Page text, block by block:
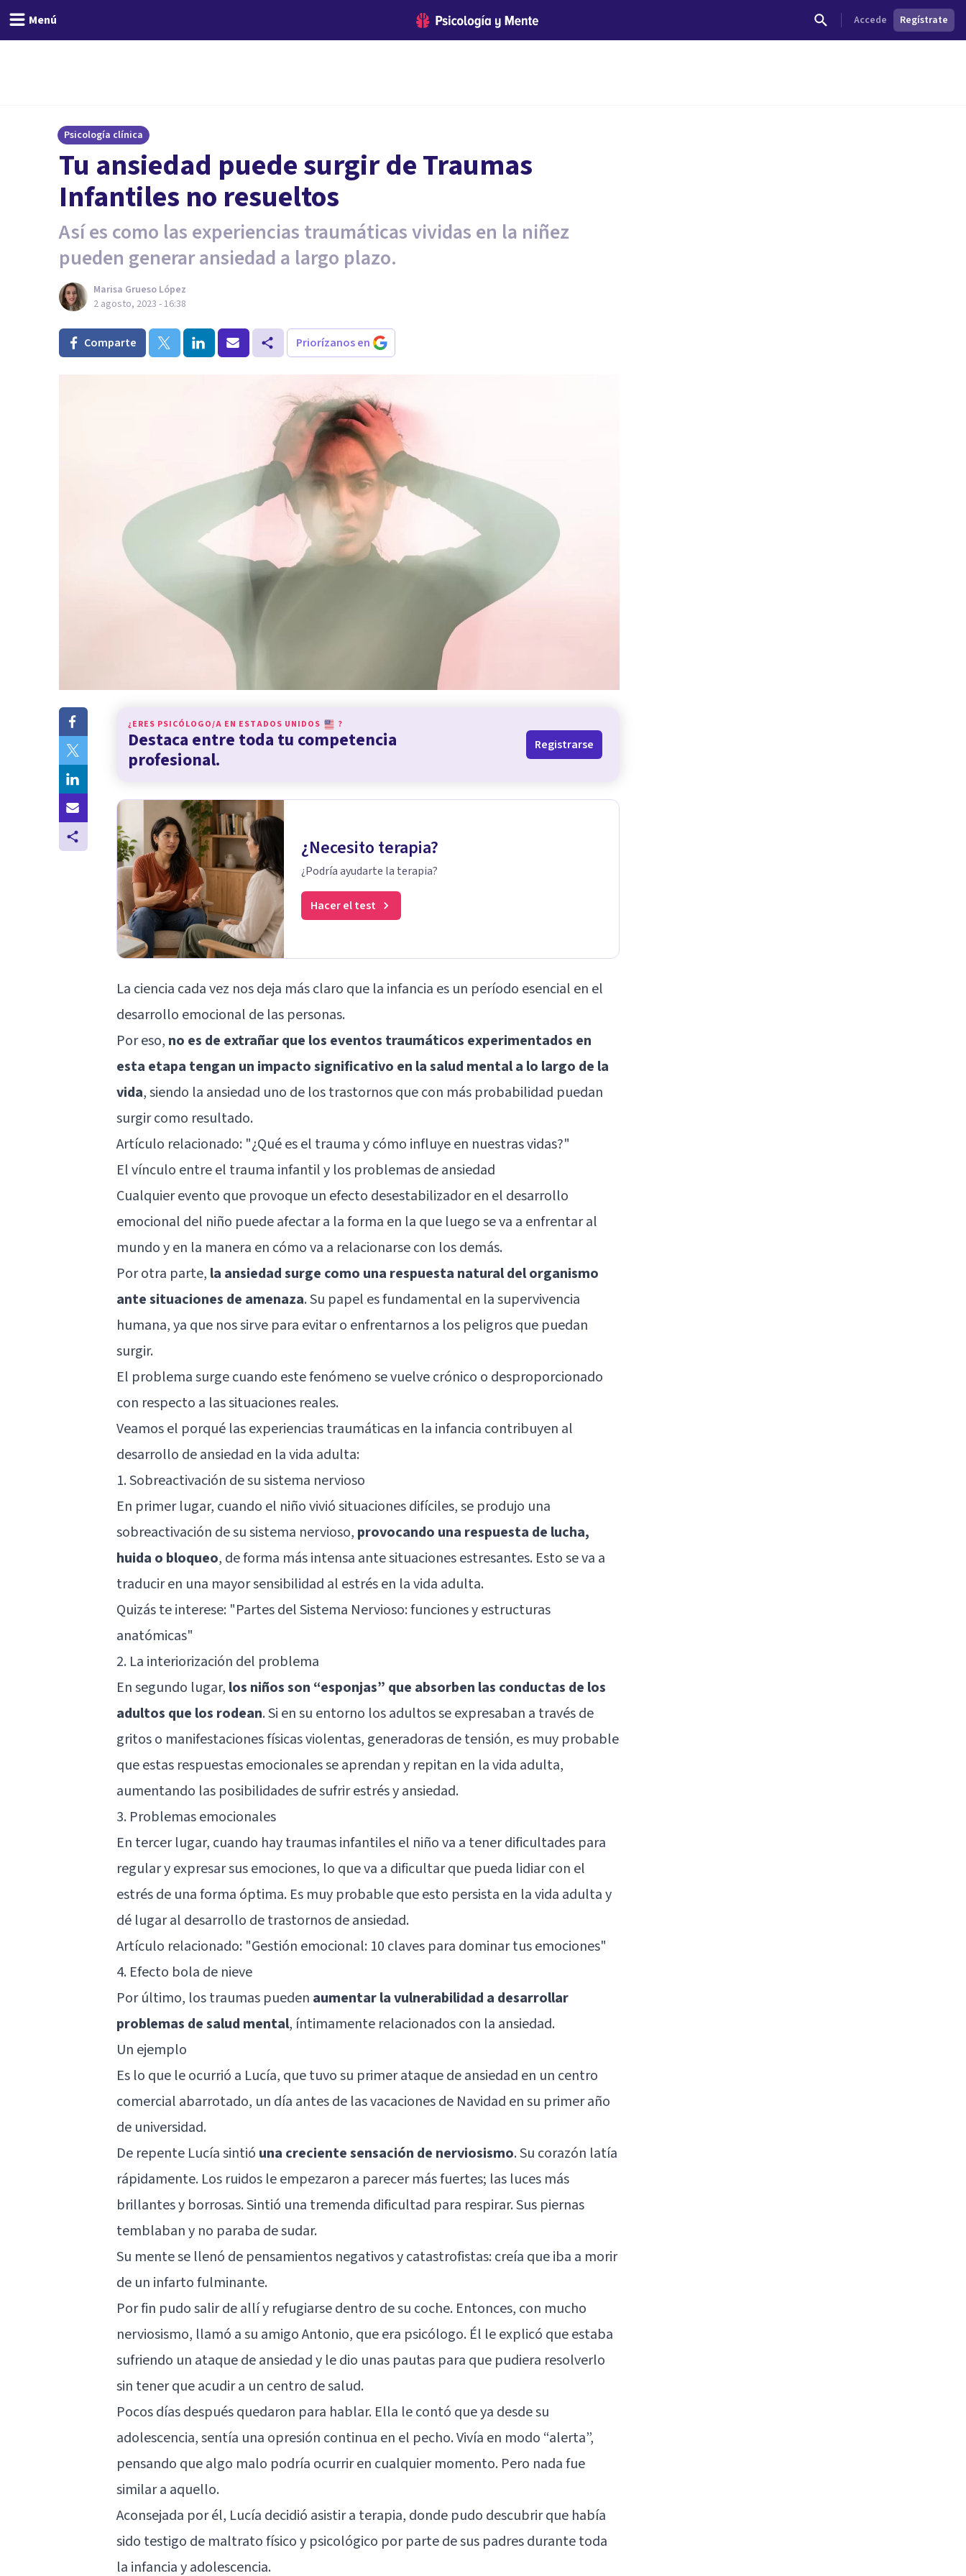
Menú Accede Regístrate
Psicología clínica
Tu ansiedad puede surgir de Traumas
Infantiles no resueltos
Así es como las experiencias traumáticas vividas en la niñez
pueden generar ansiedad a largo plazo.
Marisa Grueso López
2 agosto, 2023 - 16:38
Comparte Priorízanos en
¿ERES PSICÓLOGO/A EN ESTADOS UNIDOS ?
Destaca entre toda tu competencia
profesional.
Registrarse
¿Necesito terapia?
¿Podría ayudarte la terapia?
Hacer el test
La ciencia cada vez nos deja más claro que la infancia es un período esencial en el
desarrollo emocional de las personas.
Por eso, no es de extrañar que los eventos traumáticos experimentados en
esta etapa tengan un impacto significativo en la salud mental a lo largo de la
vida, siendo la ansiedad uno de los trastornos que con más probabilidad puedan
surgir como resultado.
Artículo relacionado: "¿Qué es el trauma y cómo influye en nuestras vidas?"
El vínculo entre el trauma infantil y los problemas de ansiedad
Cualquier evento que provoque un efecto desestabilizador en el desarrollo
emocional del niño puede afectar a la forma en la que luego se va a enfrentar al
mundo y en la manera en cómo va a relacionarse con los demás.
Por otra parte, la ansiedad surge como una respuesta natural del organismo
ante situaciones de amenaza. Su papel es fundamental en la supervivencia
humana, ya que nos sirve para evitar o enfrentarnos a los peligros que puedan
surgir.
El problema surge cuando este fenómeno se vuelve crónico o desproporcionado
con respecto a las situaciones reales.
Veamos el porqué las experiencias traumáticas en la infancia contribuyen al
desarrollo de ansiedad en la vida adulta:
1. Sobreactivación de su sistema nervioso
En primer lugar, cuando el niño vivió situaciones difíciles, se produjo una
sobreactivación de su sistema nervioso, provocando una respuesta de lucha,
huida o bloqueo, de forma más intensa ante situaciones estresantes. Esto se va a
traducir en una mayor sensibilidad al estrés en la vida adulta.
Quizás te interese: "Partes del Sistema Nervioso: funciones y estructuras
anatómicas"
2. La interiorización del problema
En segundo lugar, los niños son “esponjas” que absorben las conductas de los
adultos que los rodean. Si en su entorno los adultos se expresaban a través de
gritos o manifestaciones físicas violentas, generadoras de tensión, es muy probable
que estas respuestas emocionales se aprendan y repitan en la vida adulta,
aumentando las posibilidades de sufrir estrés y ansiedad.
3. Problemas emocionales
En tercer lugar, cuando hay traumas infantiles el niño va a tener dificultades para
regular y expresar sus emociones, lo que va a dificultar que pueda lidiar con el
estrés de una forma óptima. Es muy probable que esto persista en la vida adulta y
dé lugar al desarrollo de trastornos de ansiedad.
Artículo relacionado: "Gestión emocional: 10 claves para dominar tus emociones"
4. Efecto bola de nieve
Por último, los traumas pueden aumentar la vulnerabilidad a desarrollar
problemas de salud mental, íntimamente relacionados con la ansiedad.
Un ejemplo
Es lo que le ocurrió a Lucía, que tuvo su primer ataque de ansiedad en un centro
comercial abarrotado, un día antes de las vacaciones de Navidad en su primer año
de universidad.
De repente Lucía sintió una creciente sensación de nerviosismo. Su corazón latía
rápidamente. Los ruidos le empezaron a parecer más fuertes; las luces más
brillantes y borrosas. Sintió una tremenda dificultad para respirar. Sus piernas
temblaban y no paraba de sudar.
Su mente se llenó de pensamientos negativos y catastrofistas: creía que iba a morir
de un infarto fulminante.
Por fin pudo salir de allí y refugiarse dentro de su coche. Entonces, con mucho
nerviosismo, llamó a su amigo Antonio, que era psicólogo. Él le explicó que estaba
sufriendo un ataque de ansiedad y le dio unas pautas para que pudiera resolverlo
sin tener que acudir a un centro de salud.
Pocos días después quedaron para hablar. Ella le contó que ya desde su
adolescencia, sentía una opresión continua en el pecho. Vivía en modo “alerta”,
pensando que algo malo podría ocurrir en cualquier momento. Pero nada fue
similar a aquello.
Aconsejada por él, Lucía decidió asistir a terapia, donde pudo descubrir que había
sido testigo de maltrato físico y psicológico por parte de sus padres durante toda
la infancia y adolescencia.